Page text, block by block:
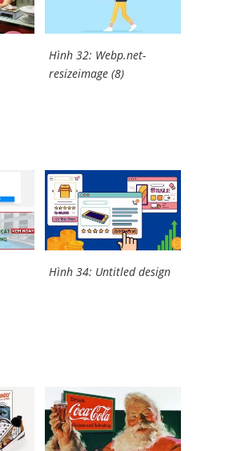
Hình 32: Webp.net-
resizeimage (8)
Hình 34: Untitled design